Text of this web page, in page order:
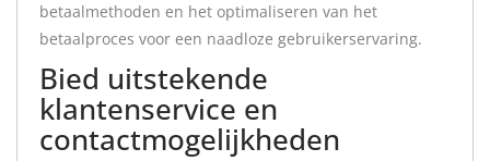
betaalmethoden en het optimaliseren van het
betaalproces voor een naadloze gebruikerservaring.
Bied uitstekende
klantenservice en
contactmogelijkheden